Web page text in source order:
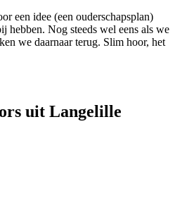
een idee (een ouderschapsplan)
hebben. Nog steeds wel eens als we
we daarnaar terug. Slim hoor, het
uit Langelille